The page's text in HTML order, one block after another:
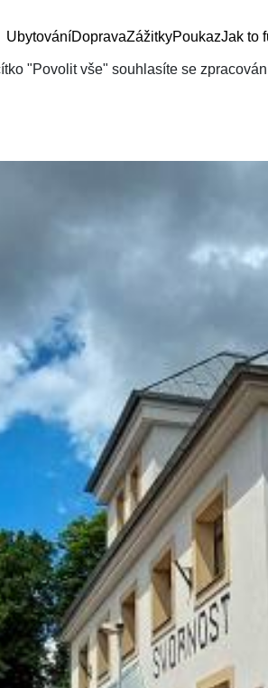
UbytováníDopravaZážitkyPoukazJak to
"Povolit vše" souhlasíte se